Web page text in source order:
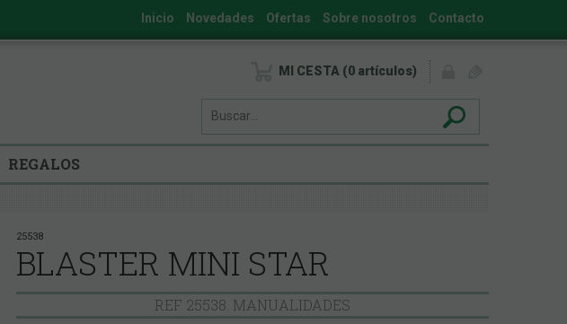
MI CESTA 0 artículos
Inicio Novedades Ofertas Sobre nosotros Contacto
REGALOS
25538
BLASTER MINI STAR
REF 25538. MANUALIDADES